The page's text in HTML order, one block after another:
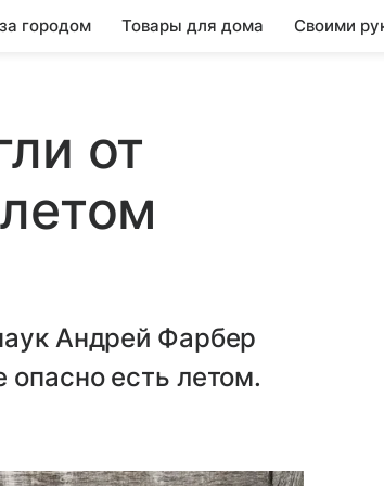
городом Товары для дома Своими
от
Андрей Фарбер
опасно есть летом.